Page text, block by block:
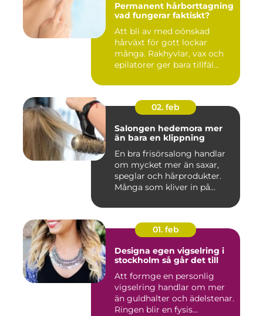
Permanent hårborttagning
vad fungerar faktiskt?
Att bli av med oönskad
hårväxt för gott lockar
många. Rakhyvlar, vax och
epilatorer ger bara tillfäl...
02. feb
Salongen hedemora mer
än bara en klippning
En bra frisörsalong handlar
om mycket mer än saxar,
speglar och hårprodukter.
Många som kliver in på...
01. feb
Designa egen vigselring i
stockholm så går det till
Att formge en personlig
vigselring handlar om mer
än guldhalter och ädelstenar.
Ringen blir en fysis...